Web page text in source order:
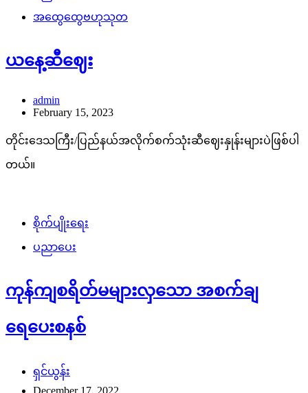
အထွေထွေဗဟုသုတ
ယနေ့ဆီဈေး
admin
February 15, 2023
တိုင်းဒေသကြီး/ပြည်နယ်အလိုက်စက်သုံးဆီဈေးနှုန်းများပဲဖြစ်ပါ
တယ်။
စိုက်ပျိုးရေး
ပညာပေး
ကုန်ကျစရိတ်မများလှသော အစက်ချ
ရေပေးစနစ်
ရှင်ယွန်း
December 17, 2022